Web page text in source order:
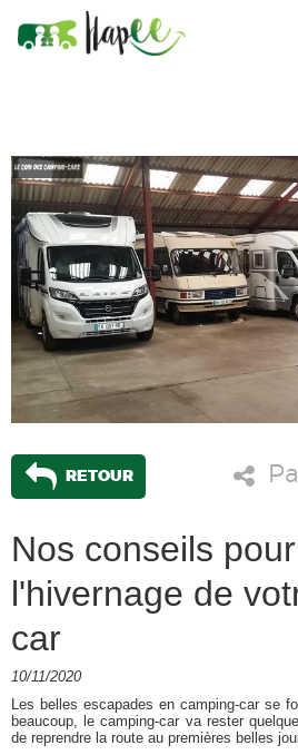
RETOUR
Nos conseils
l'hivernage de
car
10/11/2020
Les belles escapades en camping-car se
beaucoup, le camping-car va rester
de reprendre la route au premières belles